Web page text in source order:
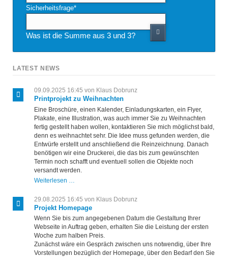
Adresse
Pflichtfeld
Sicherheitsfrage*
Was ist die Summe aus 3 und 3?
LATEST NEWS
09.09.2025 16:45 von Klaus Dobrunz
Printprojekt zu Weihnachten
Eine Broschüre, einen Kalender, Einladungskarten, ein Flyer,
Plakate, eine Illustration, was auch immer Sie zu Weihnachten
fertig gestellt haben wollen, kontaktieren Sie mich möglichst bald,
denn es weihnachtet sehr. Die Idee muss gefunden werden, die
Entwürfe erstellt und anschließend die Reinzeichnung. Danach
benötigen wir eine Druckerei, die das bis zum gewünschten
Termin noch schafft und eventuell sollen die Objekte noch
versandt werden.
Weiterlesen …
Weihnachten
29.08.2025 16:45 von Klaus Dobrunz
Projekt Homepage
Wenn Sie bis zum angegebenen Datum die Gestaltung Ihrer
Webseite in Auftrag geben, erhalten Sie die Leistung der ersten
Woche zum halben Preis.
Zunächst wäre ein Gespräch zwischen uns notwendig, über Ihre
Vorstellungen bezüglich der Homepage, über den Bedarf den Sie